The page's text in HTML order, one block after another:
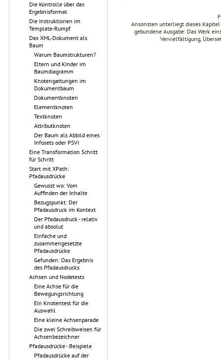
Die Kontrolle über das
Ergebnisformat
Die Instruktionen im
Template-Rumpf
Das XML-Dokument als
Baum
Warum Baumstrukturen?
Eltern und Kinder im
Baumdiagramm
Knotengattungen im
Dokumentbaum
Dokumentknoten
Elementknoten
Textknoten
Attributknoten
Der Baum als Abbild eines
Infosets oder PSVI
Eine Transformation Schritt
für Schritt
Start mit XPath:
Pfadausdrücke
Gewusst wo: Vom
Auffinden der Inhalte
Bezugspunkt: Der
Pfadausdruck im Kontext
Der Pfadausdruck - relativ
und absolut
Einfache und
zusammengesetzte
Pfadausdrücke
Gefunden: Das Ergebnis
des Pfadausdrucks
Achsen und Nodetests
Eine Achse für die
Bewegungsrichtung
Ein Knotentest für die
Auswahl
Eine kleine Achsenparade
Die zwei Schreibweisen für
Achsenbezeichner
Pfadausdrücke - Beispiele
Pfadausdrücke auf der
Ansonsten unterliegt dieses
gebundene Ausgabe: Das Werk
Vervielfältigung,